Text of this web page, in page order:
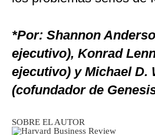
*Por: Shannon
ejecutivo), Konrad
ejecutivo) y Michael D.
(cofundador de
SOBRE EL AUTOR